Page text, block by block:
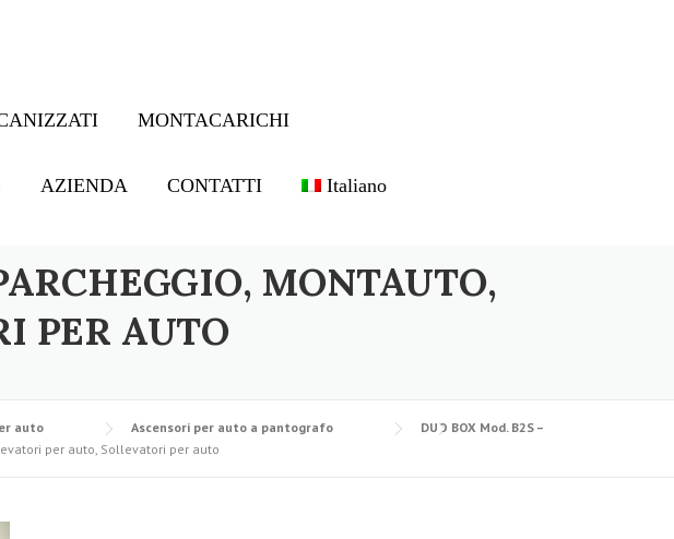
MONTACARICHI
AZIENDA CONTATTI Italiano
MONTAUTO,
PER AUTO
auto Ascensori per auto a pantografo
DUO BOX Mod. B2S –
per auto, Sollevatori per auto